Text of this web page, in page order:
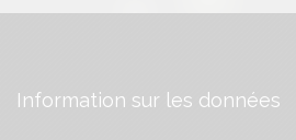
Information sur les données